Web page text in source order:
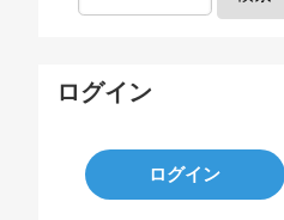
ログイン
ログイン